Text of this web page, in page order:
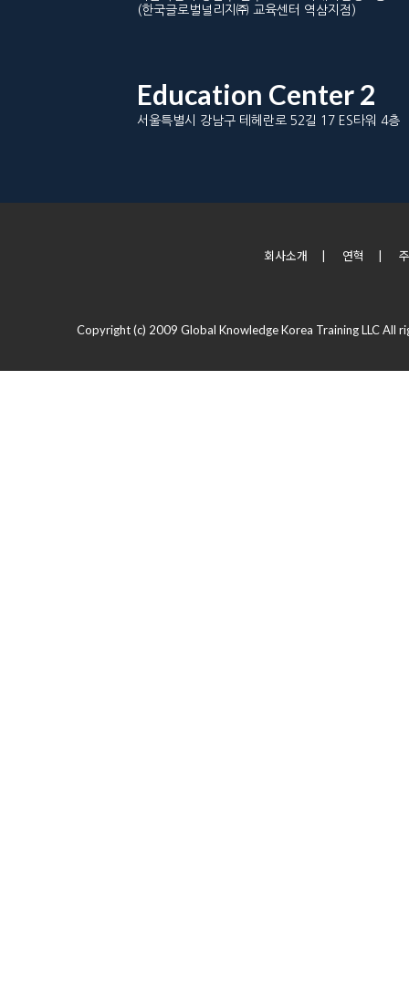
(한국글로벌널리지㈜ 교육센터 역삼지점)
Education Center 2
서울특별시 강남구 테헤란로 52길 17 ES타워 4층
회사소개 연혁
Copyright (c) 2009 Global Knowledge Korea Training LLC All